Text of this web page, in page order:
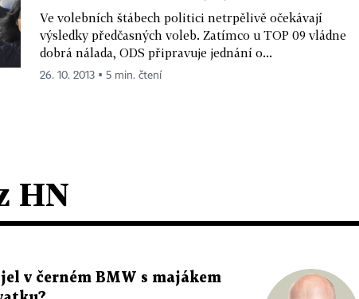
Ve volebních štábech politici netrpělivě očekávají
výsledky předčasných voleb. Zatímco u TOP 09 vládne
dobrá nálada, ODS připravuje jednání o...
26. 10. 2013 ▪ 5 min. čtení
HN
v černém BMW s majákem